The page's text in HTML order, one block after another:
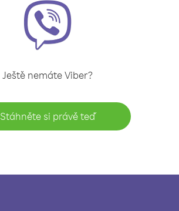
Ještě nemáte Viber?
Stáhněte si právě teď